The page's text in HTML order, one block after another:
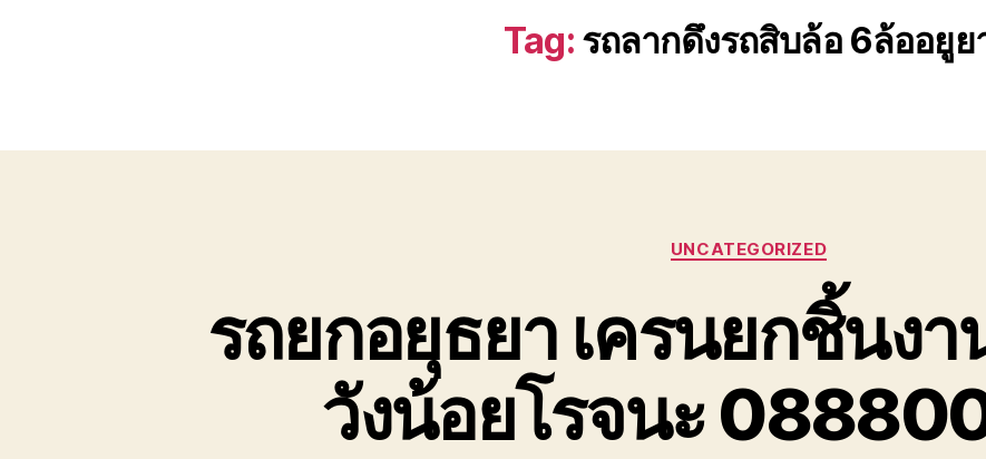
Tag: รถลากดึงรถสิบล้อ 6ล้ออยูย
Categories
UNCATEGORIZED
รถยกอยุธยา เครนยกชิ้นง
วังน้อยโรจนะ